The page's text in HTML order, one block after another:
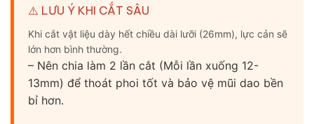
⚠️ LƯU Ý KHI CẮT SÂU
Khi cắt vật liệu dày hết chiều dài lưỡi (26mm), lực cản sẽ
lớn hơn bình thường.
– Nên chia làm 2 lần cắt (Mỗi lần xuống 12-
13mm) để thoát phoi tốt và bảo vệ mũi dao bền
bỉ hơn.